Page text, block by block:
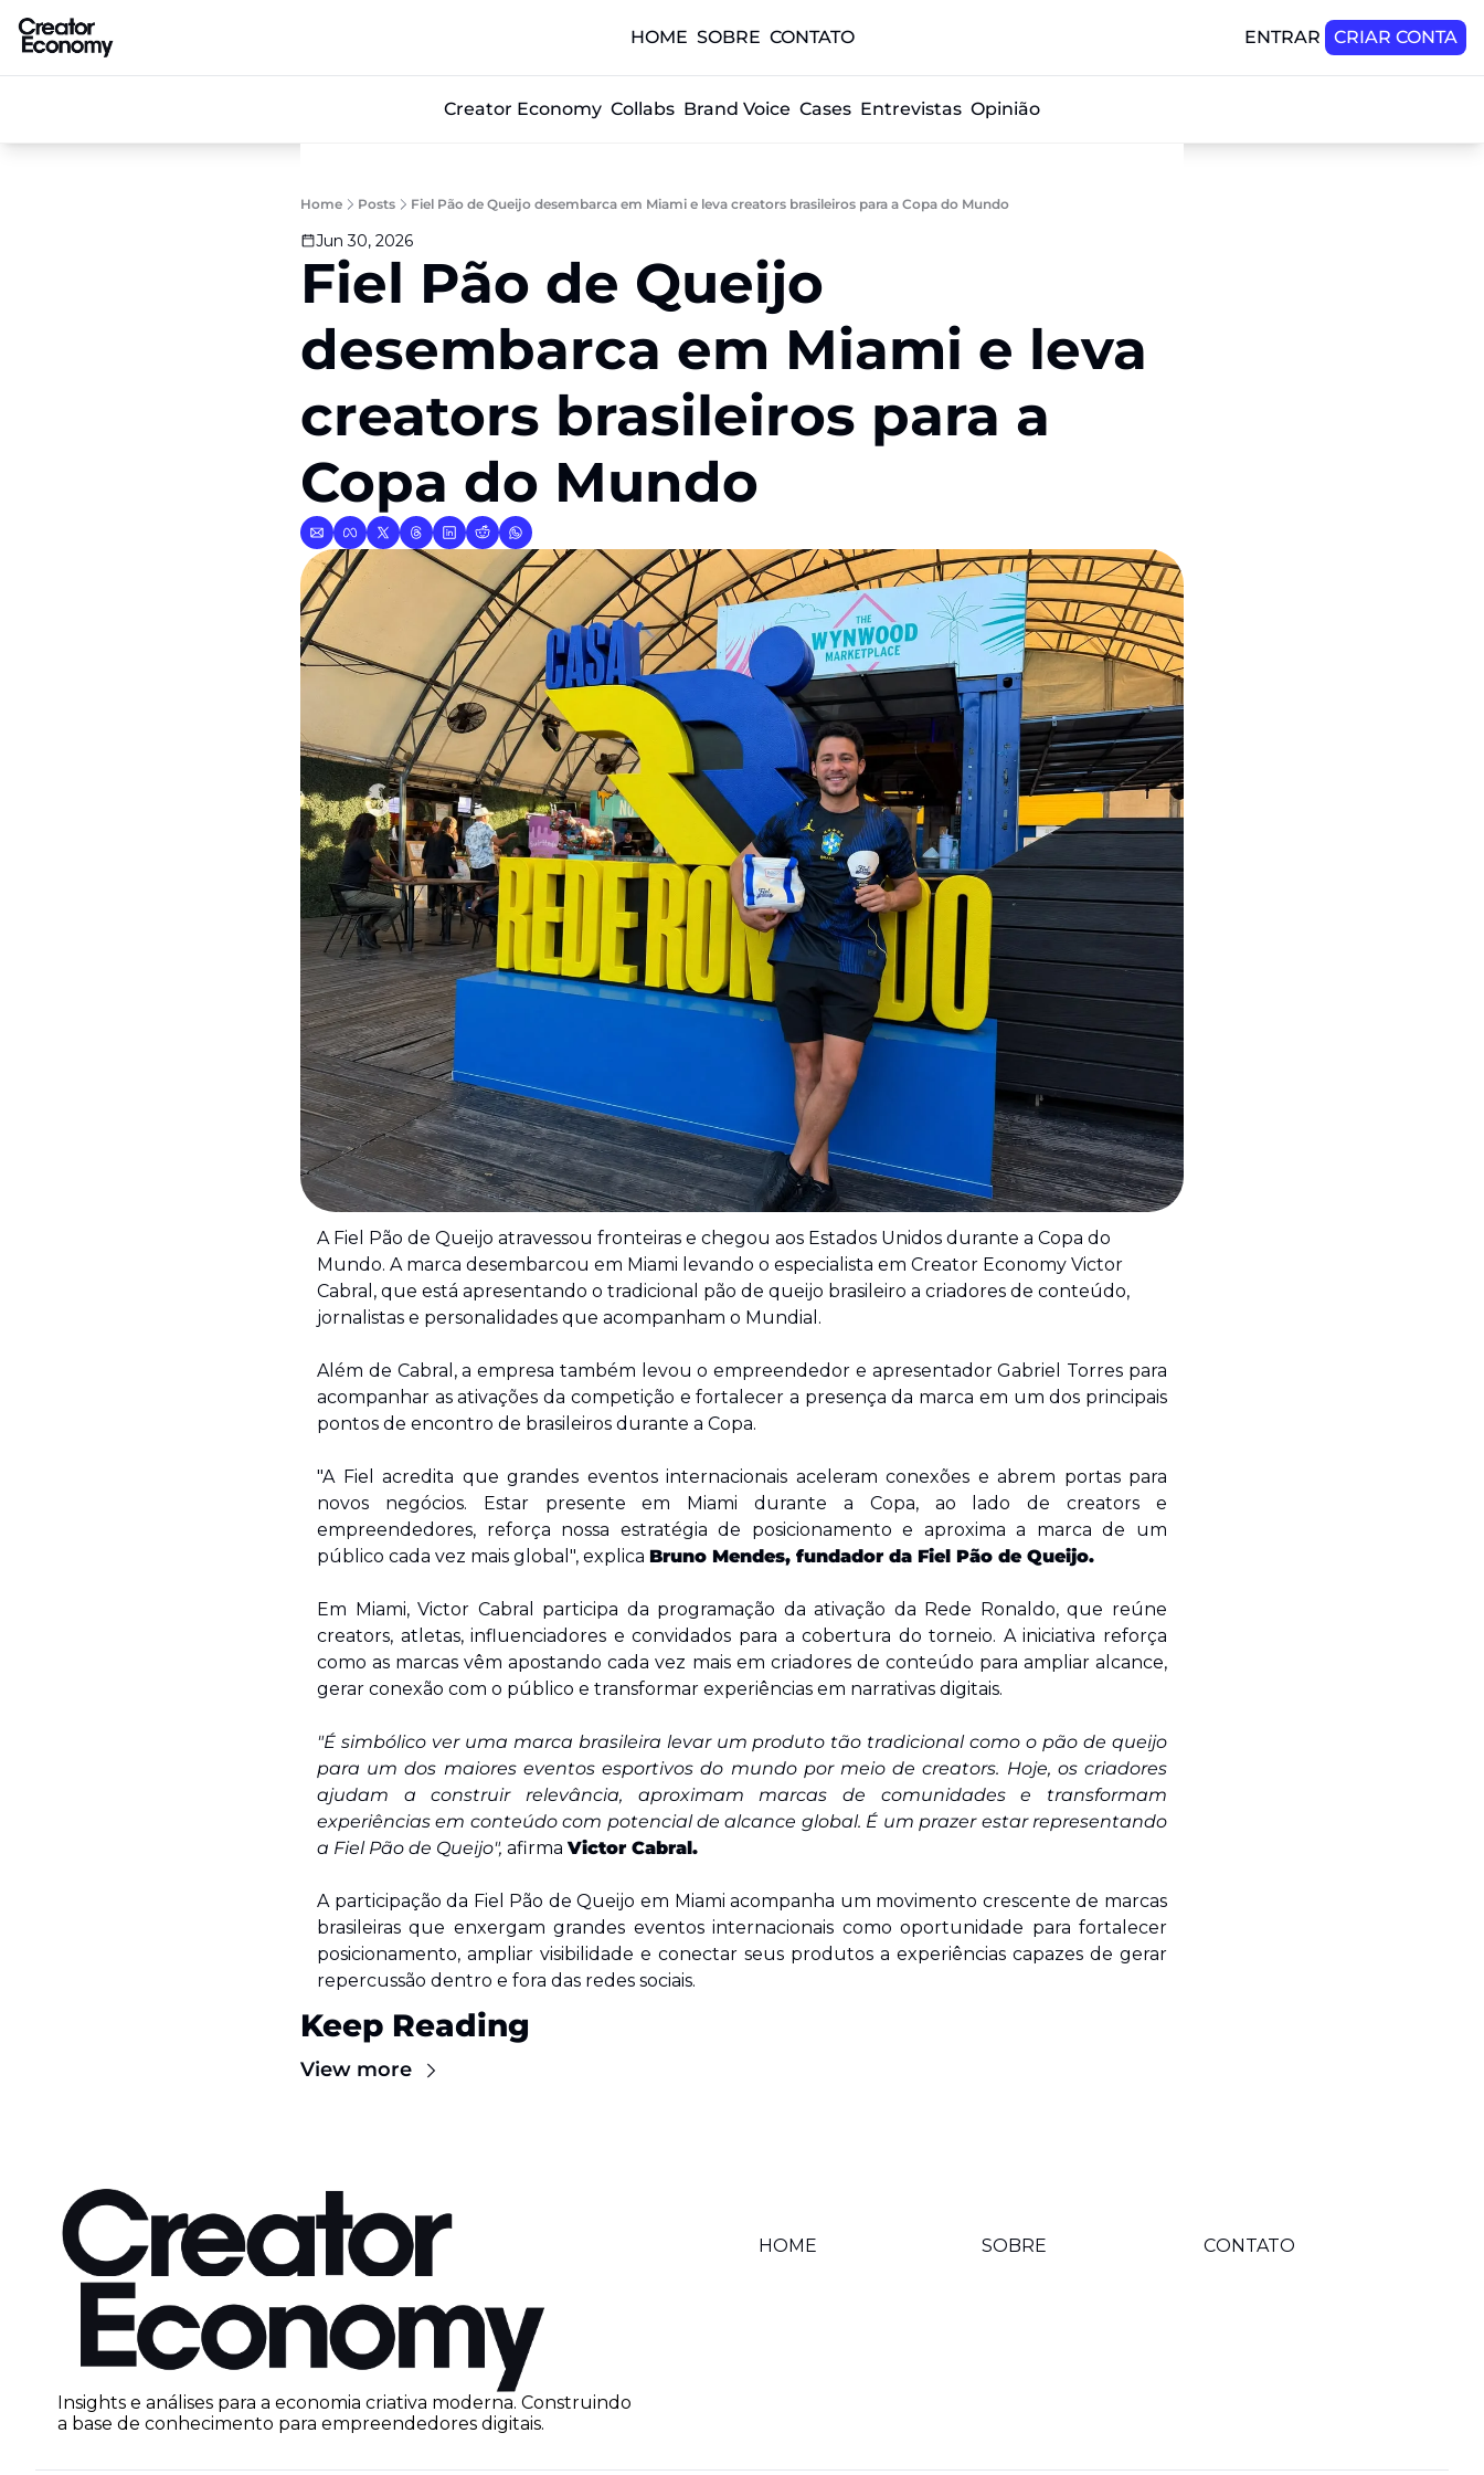
HOME SOBRE CONTATO ENTRAR CRIAR CONTA
Creator Economy Collabs Brand Voice Cases Entrevistas Opinião
Home Posts Fiel Pão de Queijo desembarca em Miami e leva creators brasileiros para a Copa do Mundo
Jun 30, 2026
Fiel Pão de Queijo
desembarca em Miami e leva
creators brasileiros para a
Copa do Mundo
A Fiel Pão de Queijo atravessou fronteiras e chegou aos Estados Unidos durante a Copa do
Mundo. A marca desembarcou em Miami levando o especialista em Creator Economy Victor
Cabral, que está apresentando o tradicional pão de queijo brasileiro a criadores de conteúdo,
jornalistas e personalidades que acompanham o Mundial.
Além de Cabral, a empresa também levou o empreendedor e apresentador Gabriel Torres para
acompanhar as ativações da competição e fortalecer a presença da marca em um dos principais
pontos de encontro de brasileiros durante a Copa.
"A Fiel acredita que grandes eventos internacionais aceleram conexões e abrem portas para
novos negócios. Estar presente em Miami durante a Copa, ao lado de creators e
empreendedores, reforça nossa estratégia de posicionamento e aproxima a marca de um
público cada vez mais global", explica Bruno Mendes, fundador da Fiel Pão de Queijo.
Em Miami, Victor Cabral participa da programação da ativação da Rede Ronaldo, que reúne
creators, atletas, influenciadores e convidados para a cobertura do torneio. A iniciativa reforça
como as marcas vêm apostando cada vez mais em criadores de conteúdo para ampliar alcance,
gerar conexão com o público e transformar experiências em narrativas digitais.
"É simbólico ver uma marca brasileira levar um produto tão tradicional como o pão de queijo
para um dos maiores eventos esportivos do mundo por meio de creators. Hoje, os criadores
ajudam a construir relevância, aproximam marcas de comunidades e transformam
experiências em conteúdo com potencial de alcance global. É um prazer estar representando
a Fiel Pão de Queijo", afirma Victor Cabral.
A participação da Fiel Pão de Queijo em Miami acompanha um movimento crescente de marcas
brasileiras que enxergam grandes eventos internacionais como oportunidade para fortalecer
posicionamento, ampliar visibilidade e conectar seus produtos a experiências capazes de gerar
repercussão dentro e fora das redes sociais.
Keep Reading
View more
Insights e análises para a economia criativa moderna. Construindo
a base de conhecimento para empreendedores digitais.
HOME SOBRE CONTATO